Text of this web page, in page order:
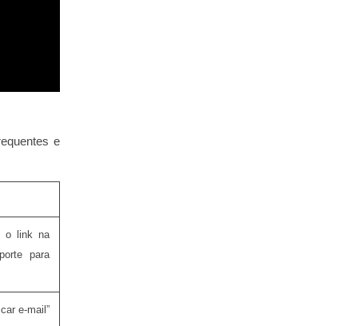
e
o link na
para
e‑mail”